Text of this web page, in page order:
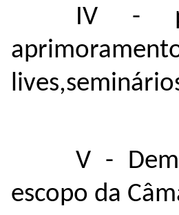
IV -
V -
escopo da